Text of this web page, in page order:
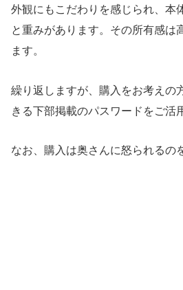
外観にもこだわりを感じられ、本
と重みがあります。その所有感は
ます。
繰り返しますが、購入をお考えの
きる下部掲載のパスワードをご活
なお、購入は奥さんに怒られるの